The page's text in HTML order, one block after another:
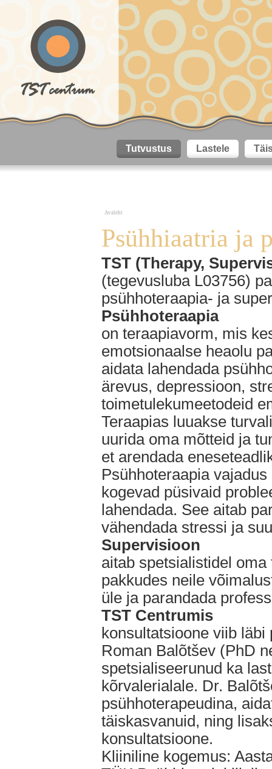
Tutvustus Lastele
Avaleht
Psühhiaatria ja
TST (Therapy,
(tegevusluba L03756)
psühhoteraapia- ja
Psühhoteraapia
on teraapiavorm, mis
emotsionaalse heaolu
aidata lahendada
ärevus, depressioon,
toimetulekumeetodeid
Teraapias luuakse
uurida oma mõtteid ja
et arendada
Psühhoteraapia
kogevad püsivaid
lahendada. See aitab
vähendada stressi ja
Supervisioon
aitab spetsialistidel
pakkudes neile
üle ja parandada
TST Centrumis
konsultatsioone viib
Roman Balõtšev (PhD
spetsialiseerunud ka
kõrvalerialale. Dr.
psühhoterapeudina,
täiskasvanuid, ning
konsultatsioone.
Kliiniline kogemus: